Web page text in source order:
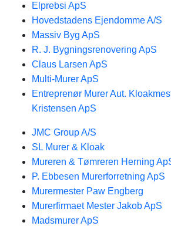
Elprebsi ApS
Hovedstadens Ejendomme A/S
Massiv Byg ApS
R. J. Bygningsrenovering ApS
Claus Larsen ApS
Multi-Murer ApS
Entreprenør Murer Aut.
Kristensen ApS
JMC Group A/S
SL Murer & Kloak
Mureren & Tømreren Herning
P. Ebbesen Murerforretning ApS
Murermester Paw Engberg
Murerfirmaet Mester Jakob ApS
Madsmurer ApS